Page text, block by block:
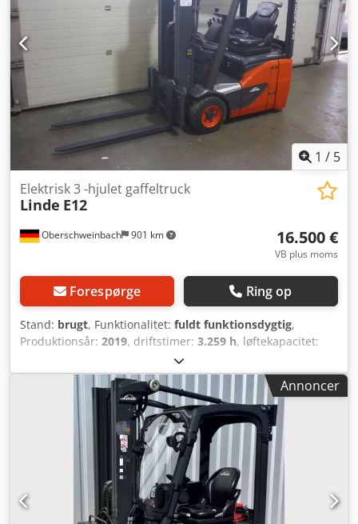
1 / 5
Oberschweinbach 901 km
Elektrisk 3 -hjulet gaffeltruck
Linde E12
16.500 €
VB plus moms
Forespørge Ring op
Stand: brugt, Funktionalitet: fuldt funktionsdygtig,
Produktionsår: 2019, driftstimer: 3.259 h, løftekapacitet:
4.170 mm
mastetype:triplex, bygningshøjde:1.920 mm, drivtype:
, Elektrisk 3-hjulet gaffeltruck Masttype: Triplex
Tilstand: Klar til brug og fuldt funktionsdygtig Teknisk
stand: god Sideskifter, Csdpjwkx Risfx Ai Aerf
Annoncer